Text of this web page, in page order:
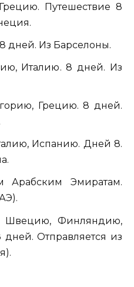
Путешествие 8
дней. Из Барселоны.
Италию. 8 дней. Из
Грецию. 8 дней.
Испанию. Дней 8.
Арабским Эмиратам.
Швецию, Финляндию,
Отправляется из